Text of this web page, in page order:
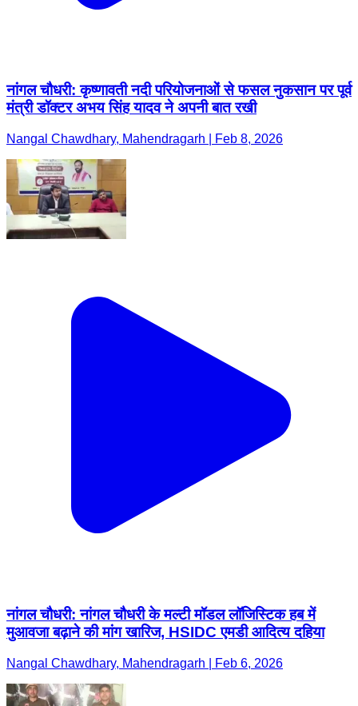
नांगल चौधरी: कृष्णावती नदी परियोजनाओं से फसल नुकसान पर पूर्व
मंत्री डॉक्टर अभय सिंह यादव ने अपनी बात रखी
Nangal Chawdhary, Mahendragarh | Feb 8, 2026
नांगल चौधरी: नांगल चौधरी के मल्टी मॉडल लॉजिस्टिक हब में
मुआवजा बढ़ाने की मांग खारिज, HSIDC एमडी आदित्य दहिया
Nangal Chawdhary, Mahendragarh | Feb 6, 2026